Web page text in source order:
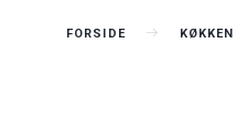
FORSIDE KØKKEN